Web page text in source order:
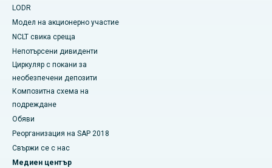
LODR
Модел на акционерно участие
NCLT свика среща
Непотърсени дивиденти
Циркуляр с покани за
необезпечени депозити
Композитна схема на
подреждане
Обяви
Реорганизация на SAP 2018
Свържи се с нас
Медиен център